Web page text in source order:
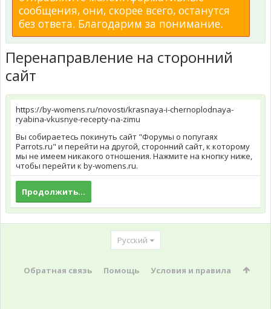
сообщения, они, скорее всего, останутся
без ответа. Благодарим за понимание.
Перенаправление на сторонний
сайт
https://by-womens.ru/novosti/krasnaya-i-chernoplodnaya-
ryabina-vkusnye-recepty-na-zimu
Вы собираетесь покинуть сайт "Форумы о попугаях
Parrots.ru" и перейти на другой, сторонний сайт, к которому
мы не имеем никакого отношения. Нажмите на кнопку ниже,
чтобы перейти к by-womens.ru.
Продолжить...
Русский
Обратная связь Помощь Условия и правила